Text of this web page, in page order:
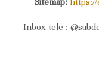
Inbox tele :